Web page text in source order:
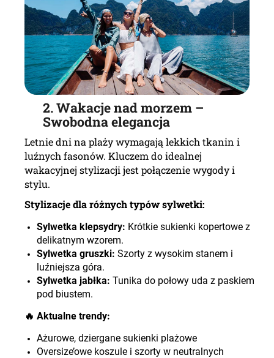
2.Wakacje nad morzem –
Swobodna elegancja
Letnie dni na plaży wymagają lekkich tkanin i
luźnych fasonów. Kluczem do idealnej
wakacyjnej stylizacji jest połączenie wygody i
stylu.
Stylizacje dla różnych typów sylwetki:
Sylwetka klepsydry: Krótkie sukienki kopertowe z
delikatnym wzorem.
Sylwetka gruszki: Szorty z wysokim stanem i
luźniejsza góra.
Sylwetka jabłka: Tunika do połowy uda z paskiem
pod biustem.
🔥 Aktualne trendy:
Ażurowe, dziergane sukienki plażowe
Oversize’owe koszule i szorty w neutralnych